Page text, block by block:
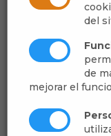
del
de
mejorar el